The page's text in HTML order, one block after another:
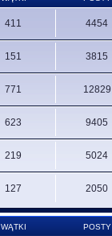
411 4454
151 3815
771 12829
623 9405
219 5024
127 2050
WĄTKI POSTY